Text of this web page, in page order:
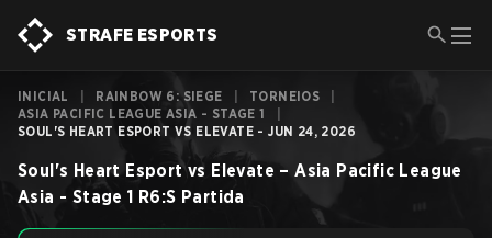
STRAFE ESPORTS
INICIAL RAINBOW 6: SIEGE TORNEIOS
ASIA PACIFIC LEAGUE ASIA - STAGE 1
SOUL'S HEART ESPORT VS ELEVATE - JUN 24, 2026
Soul's Heart Esport vs Elevate –Asia Pacific League
Asia - Stage 1 R6:S Partida